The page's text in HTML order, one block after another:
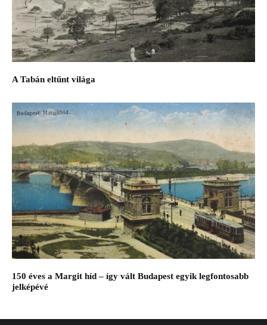
A Tabán eltűnt világa
150 éves a Margit híd – így vált Budapest egyik legfontosabb
jelképévé